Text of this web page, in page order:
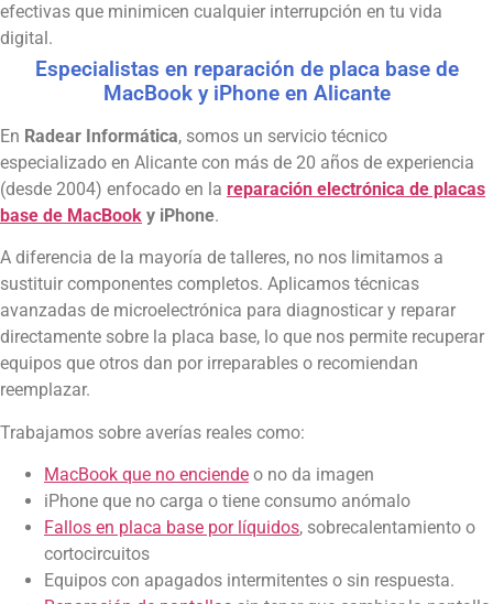
efectivas que minimicen cualquier interrupción en tu vida
digital.
Especialistas en reparación de placa base de
MacBook y iPhone en Alicante
En Radear Informática, somos un servicio técnico
especializado en Alicante con más de 20 años de experiencia
(desde 2004) enfocado en la reparación electrónica de placas
base de MacBook y iPhone.
A diferencia de la mayoría de talleres, no nos limitamos a
sustituir componentes completos. Aplicamos técnicas
avanzadas de microelectrónica para diagnosticar y reparar
directamente sobre la placa base, lo que nos permite recuperar
equipos que otros dan por irreparables o recomiendan
reemplazar.
Trabajamos sobre averías reales como:
MacBook que no enciende o no da imagen
iPhone que no carga o tiene consumo anómalo
Fallos en placa base por líquidos, sobrecalentamiento o
cortocircuitos
Equipos con apagados intermitentes o sin respuesta.